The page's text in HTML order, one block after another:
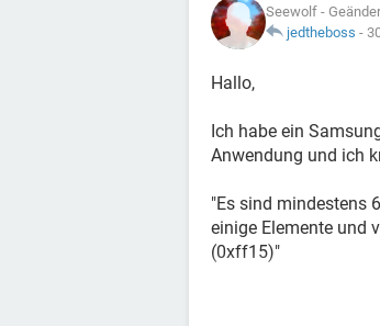
Seewolf -
jedtheboss -
Hallo,
Ich habe ein
Anwendung und ich
"Es sind mindestens
einige Elemente und
(0xff15)"